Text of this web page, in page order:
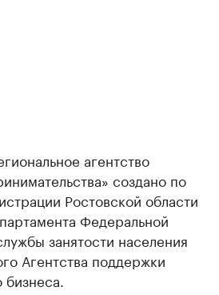
агентство
создано по
Ростовской области
Федеральной
занятости населения
Агентства поддержки